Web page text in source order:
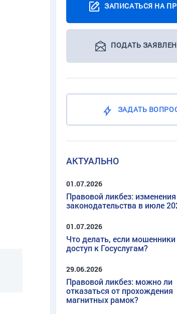
ЗАПИСАТЬСЯ НА
ПОДАТЬ
ЗАДАТЬ
АКТУАЛЬНО
01.07.2026
Правовой ликбез: изменения
законодательства в июле
01.07.2026
Что делать, если мошенники
доступ к Госуслугам?
29.06.2026
Правовой ликбез: можно ли
отказаться от прохождения
магнитных рамок?